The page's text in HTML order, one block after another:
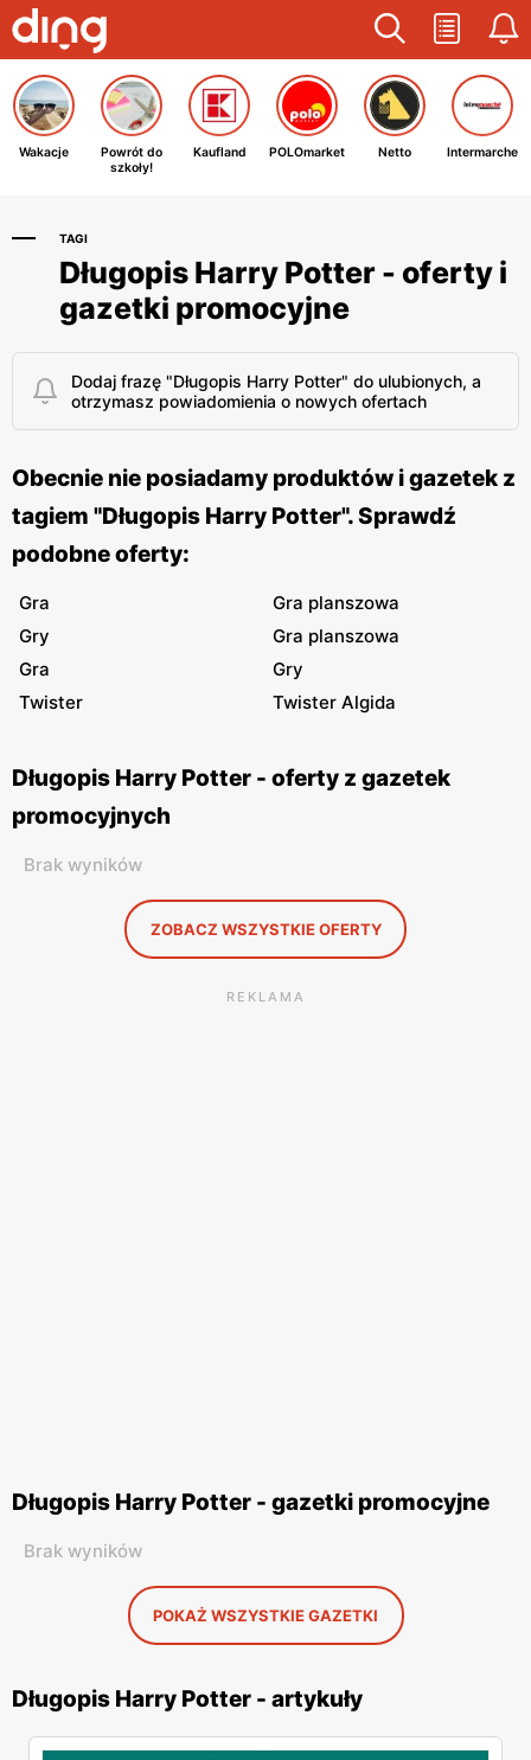
Wakacje
Powrót do
szkoły!
Kaufland POLOmarket Netto Intermarche
TAGI
Długopis Harry Potter - oferty i
gazetki promocyjne
Dodaj frazę "Długopis Harry Potter" do ulubionych, a
otrzymasz powiadomienia o nowych ofertach
Obecnie nie posiadamy produktów i gazetek z
tagiem "Długopis Harry Potter". Sprawdź
podobne oferty:
Gra
Gra planszowa
Gry
Gra planszowa
Gra
Gry
Twister
Twister Algida
Długopis Harry Potter - oferty z gazetek
promocyjnych
Brak wyników
ZOBACZ WSZYSTKIE OFERTY
REKLAMA
Długopis Harry Potter - gazetki promocyjne
Brak wyników
POKAŻ WSZYSTKIE GAZETKI
Długopis Harry Potter - artykuły